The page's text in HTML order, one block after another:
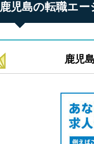
鹿児島の転職エ
鹿児